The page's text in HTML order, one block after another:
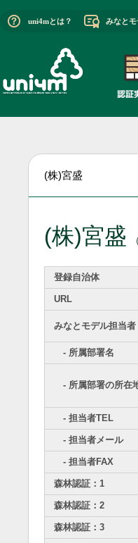
uni4mとは？ みなと
(株)宮盛
(株)宮盛
登録自治体
URL
みなとモデル担当者
- 所属部署名
- 所属部署の所在
- 担当者TEL
- 担当者メール
- 担当者FAX
森林認証：1
森林認証：2
森林認証：3